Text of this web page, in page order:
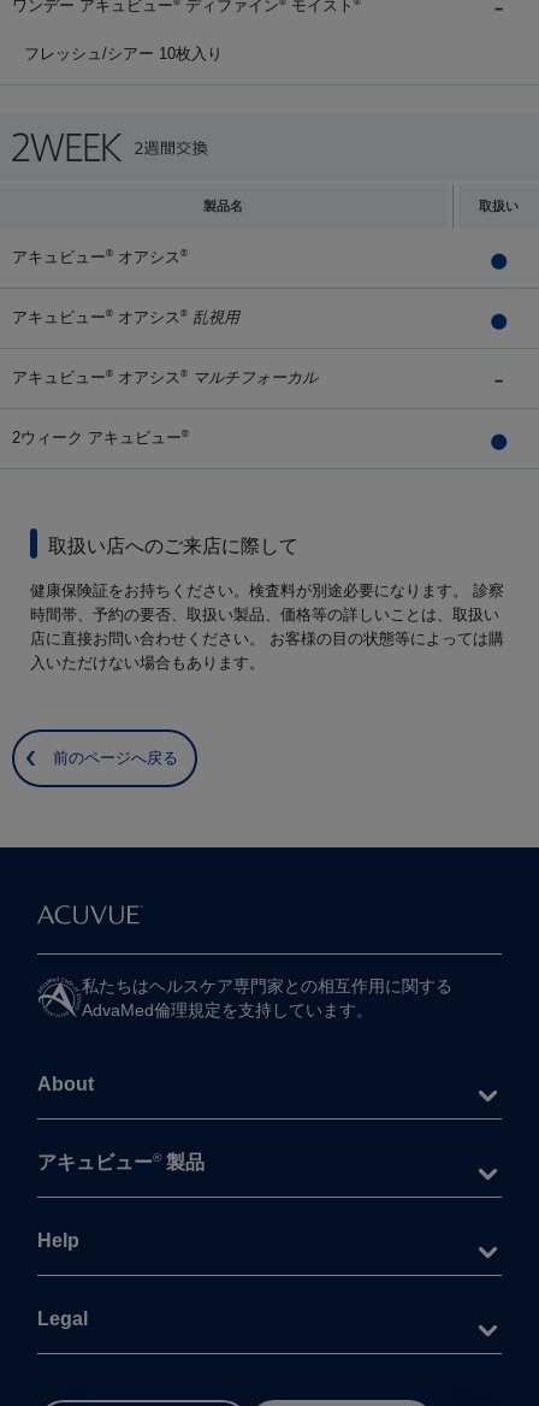
ワンデー アキュビュー ディファイン モイスト
フレッシュ/シアー 10枚入り
製品名 取扱い
アキュビュー® オアシス ®
アキュビュー® オアシス ® 乱視用
アキュビュー® オアシス ® マルチフォーカル
2ウィーク アキュビュー®
取扱い店へのご来店に際して
健康保険証をお持ちください。検査料が別途必要になります。 診察
時間帯、予約の要否、取扱い製品、価格等の詳しいことは、取扱い
店に直接お問い合わせください。 お客様の目の状態等によっては購
入いただけない場合もあります。
前のページへ戻る
私たちは​ヘルスケア専門家との​相互作用に​関する​
AdvaMed倫理規定を​支持しています。
About
アキュビュー® 製品
Help
Legal